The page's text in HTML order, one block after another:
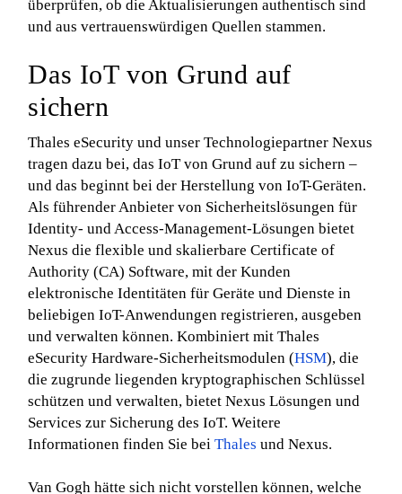
überprüfen, ob die Aktualisierungen authentisch sind
und aus vertrauenswürdigen Quellen stammen.
Das IoT von Grund auf
sichern
Thales eSecurity und unser Technologiepartner Nexus
tragen dazu bei, das IoT von Grund auf zu sichern –
und das beginnt bei der Herstellung von IoT-Geräten.
Als führender Anbieter von Sicherheitslösungen für
Identity- und Access-Management-Lösungen bietet
Nexus die flexible und skalierbare Certificate of
Authority (CA) Software, mit der Kunden
elektronische Identitäten für Geräte und Dienste in
beliebigen IoT-Anwendungen registrieren, ausgeben
und verwalten können. Kombiniert mit Thales
eSecurity Hardware-Sicherheitsmodulen (HSM), die
die zugrunde liegenden kryptographischen Schlüssel
schützen und verwalten, bietet Nexus Lösungen und
Services zur Sicherung des IoT. Weitere
Informationen finden Sie beiThales und Nexus.
Van Gogh hätte sich nicht vorstellen können, welche